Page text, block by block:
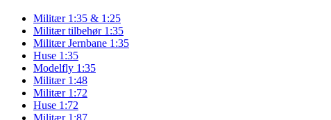
Militær 1:35 & 1:25
Militær tilbehør 1:35
Militær Jernbane 1:35
Huse 1:35
Modelfly 1:35
Militær 1:48
Militær 1:72
Huse 1:72